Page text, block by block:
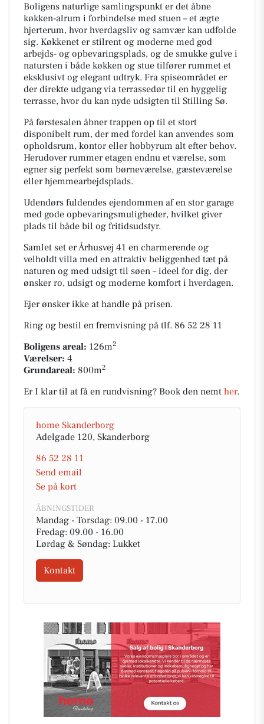
Boligens naturlige samlingspunkt er det åbne
køkken-alrum i forbindelse med stuen – et ægte
hjerterum, hvor hverdagsliv og samvær kan udfolde
sig. Køkkenet er stilrent og moderne med god
arbejds- og opbevaringsplads, og de smukke gulve i
natursten i både køkken og stue tilfører rummet et
eksklusivt og elegant udtryk. Fra spiseområdet er
der direkte udgang via terrassedør til en hyggelig
terrasse, hvor du kan nyde udsigten til Stilling Sø.
På førstesalen åbner trappen op til et stort
disponibelt rum, der med fordel kan anvendes som
opholdsrum, kontor eller hobbyrum alt efter behov.
Herudover rummer etagen endnu et værelse, som
egner sig perfekt som børneværelse, gæsteværelse
eller hjemmearbejdsplads.
Udendørs fuldendes ejendommen af en stor garage
med gode opbevaringsmuligheder, hvilket giver
plads til både bil og fritidsudstyr.
Samlet set er Århusvej 41 en charmerende og
velholdt villa med en attraktiv beliggenhed tæt på
naturen og med udsigt til søen – ideel for dig, der
ønsker ro, udsigt og moderne komfort i hverdagen.
Ejer ønsker ikke at handle på prisen.
Ring og bestil en fremvisning på tlf. 86 52 28 11
Boligens areal: 126m2
Værelser: 4
Grundareal: 800m2
Er I klar til at få en rundvisning? Book den nemt her.
home Skanderborg
Adelgade 120, Skanderborg
86 52 28 11
Send email
Se på kort
ÅBNINGSTIDER
Mandag - Torsdag: 09.00 - 17.00
Fredag: 09.00 - 16.00
Lørdag & Søndag: Lukket
Kontakt